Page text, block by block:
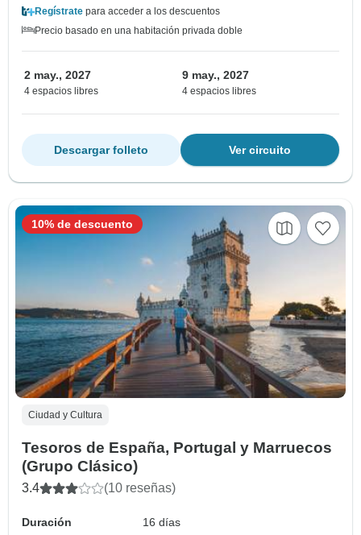
Regístrate para acceder a los descuentos
Precio basado en una habitación privada doble
2 may., 2027
4 espacios libres
9 may., 2027
4 espacios libres
Ver circuito
Descargar folleto
Ciudad y Cultura
Tesoros de España, Portugal y Marruecos
(Grupo Clásico)
3.4 (10 reseñas)
Duración
16 días
10% de descuento